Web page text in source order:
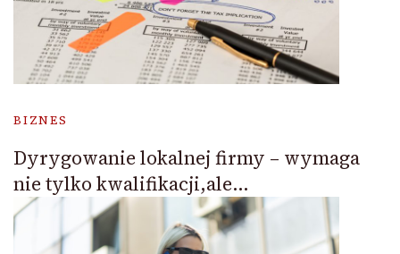
BIZNES
Dyrygowanie lokalnej firmy – wymaga
nie tylko kwalifikacji,ale…